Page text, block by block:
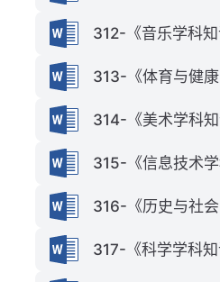
312-《音乐学科
313-《体育与健
314-《美术学科
315-《信息技术
316-《历史与社
317-《科学学科